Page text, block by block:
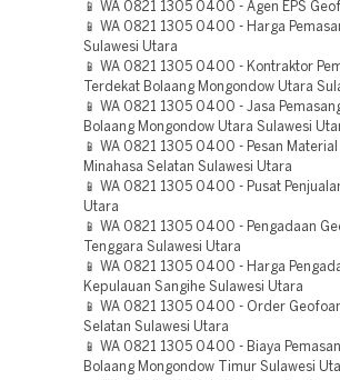
📱 WA 0821 1305 0400 - Agen EPS
📱 WA 0821 1305 0400 - Harga
Sulawesi Utara
📱 WA 0821 1305 0400 - Kontraktor
Terdekat Bolaang Mongondow Utara
📱 WA 0821 1305 0400 - Jasa
Bolaang Mongondow Utara Sulawesi
📱 WA 0821 1305 0400 - Pesan
Minahasa Selatan Sulawesi Utara
📱 WA 0821 1305 0400 - Pusat
Utara
📱 WA 0821 1305 0400 - Pengadaan
Tenggara Sulawesi Utara
📱 WA 0821 1305 0400 - Harga
Kepulauan Sangihe Sulawesi Utara
📱 WA 0821 1305 0400 - Order
Selatan Sulawesi Utara
📱 WA 0821 1305 0400 - Biaya
Bolaang Mongondow Timur Sulawesi